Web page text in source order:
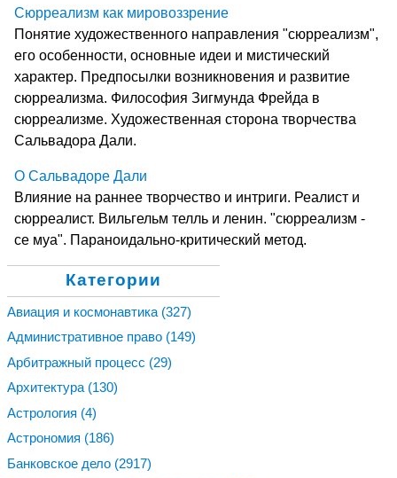
Сюрреализм как мировоззрение
Понятие художественного направления "сюрреализм",
его особенности, основные идеи и мистический
характер. Предпосылки возникновения и развитие
сюрреализма. Философия Зигмунда Фрейда в
сюрреализме. Художественная сторона творчества
Сальвадора Дали.
О Сальвадоре Дали
Влияние на раннее творчество и интриги. Реалист и
сюрреалист. Вильгельм телль и ленин. "сюрреализм -
се муа". Параноидально-критический метод.
Категории
Авиация и космонавтика (327)
Административное право (149)
Арбитражный процесс (29)
Архитектура (130)
Астрология (4)
Астрономия (186)
Банковское дело (2917)